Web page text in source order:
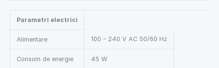
Parametri electrici
Alimentare 100 – 240 V AC 50/60 Hz
Consum de energie 45 W